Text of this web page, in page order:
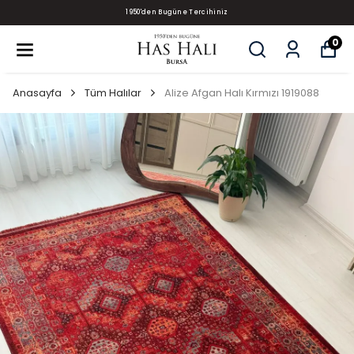
1950'den Bugüne Tercihiniz
0
Anasayfa Tüm Halılar Alize Afgan Halı Kırmızı 1919088